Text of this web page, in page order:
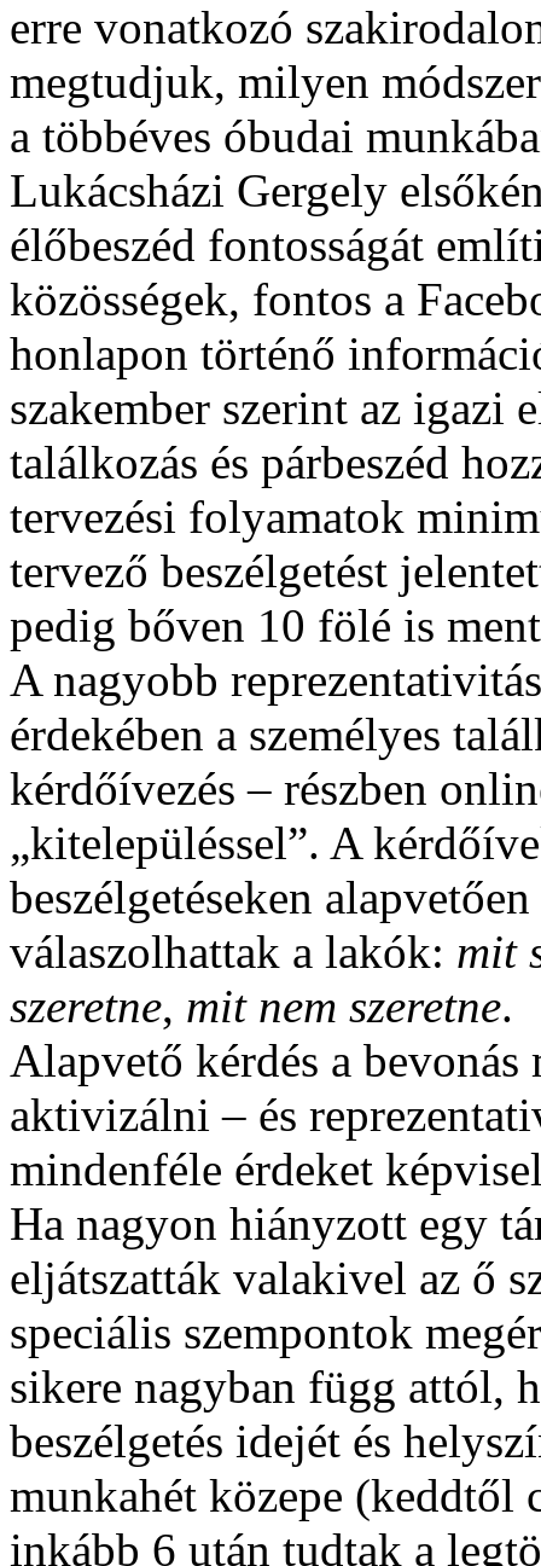
erre vonatkozó
megtudjuk, milyen
a többéves óbudai
Lukácsházi Gergely
élőbeszéd fontosságát
közösségek, fontos a
honlapon történő
szakember szerint az igazi
találkozás és párbeszéd
tervezési folyamatok
tervező beszélgetést
pedig bőven 10 fölé is
A nagyobb
érdekében a személyes
kérdőívezés – részben
„kitelepüléssel”. A
beszélgetéseken
válaszolhattak a lakók: mit
szeretne, mit nem szeretne.
Alapvető kérdés a
aktivizálni – és
mindenféle érdeket
Ha nagyon hiányzott egy
eljátszatták valakivel az ő
speciális szempontok
sikere nagyban függ attól,
beszélgetés idejét és
munkahét közepe (keddtől
inkább 6 után tudtak a